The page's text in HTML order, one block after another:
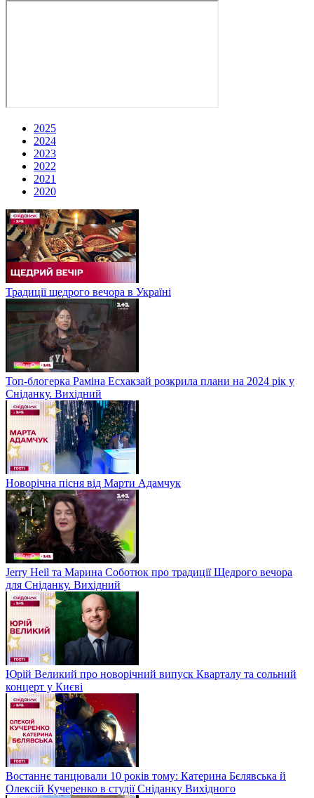
2025
2024
2023
2022
2021
2020
Традиції щедрого вечора в Україні
Топ-блогерка Раміна Есхакзай розкрила плани на 2024 рік у
Сніданку. Вихідний
Новорічна пісня від Марти Адамчук
Jerry Heil та Марина Соботюк про традиції Щедрого вечора
для Сніданку. Вихідний
Юрій Великий про новорічний випуск Кварталу та сольний
концерт у Києві
Востаннє танцювали 10 років тому: Катерина Бєлявська й
Олексій Кучеренко в студії Сніданку Вихідного